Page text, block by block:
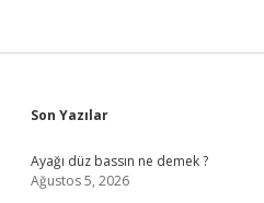
Sidebar
Son Yazılar
Ayağı düz bassın ne demek ?
Ağustos 5, 2026